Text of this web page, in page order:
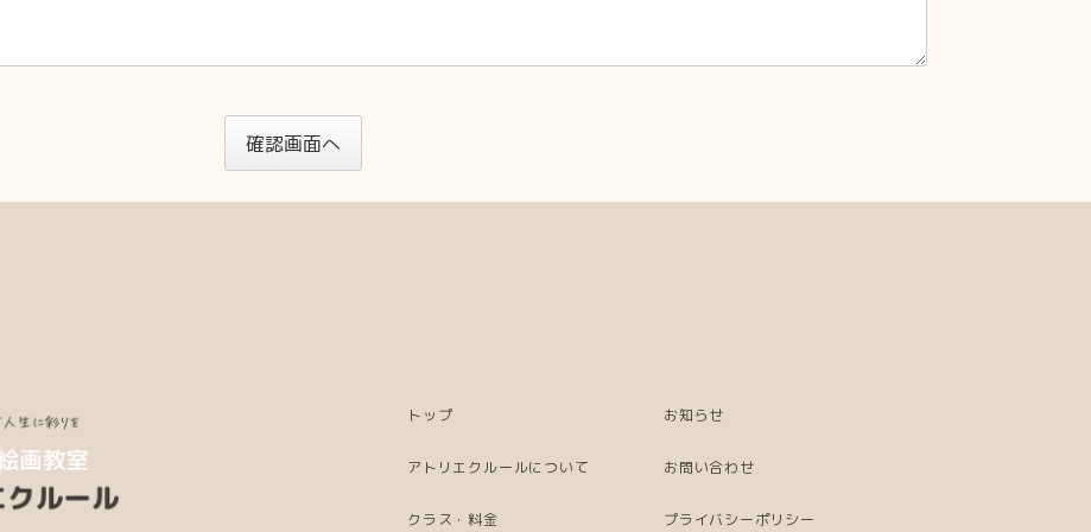
確認画面へ
トップ
アトリエクルールについて
クラス・料金
お知らせ
お問い合わせ
プライバシーポリシー